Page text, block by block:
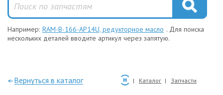
Например: RAM-B-166-AP14U, редукторное масло . Для поиска
нескольких деталей вводите артикул через запятую.
—Вернуться в каталог Каталог Запчасти